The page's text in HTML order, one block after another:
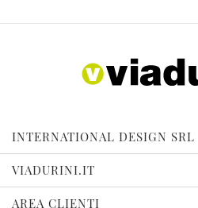
INTERNATIONAL DESIGN SRL
VIADURINI.IT
AREA CLIENTI